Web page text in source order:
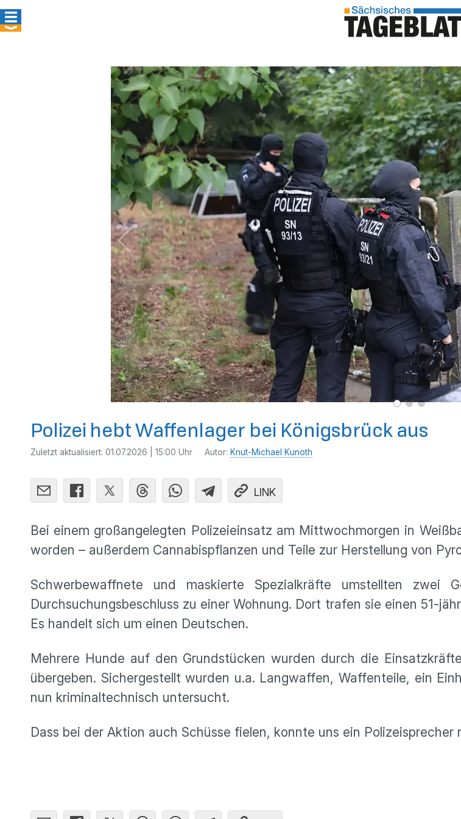
Polizei hebt Waffenlager bei Königsbrück aus
Zuletzt aktualisiert: 01.07.2026 | 15:00 Uhr Autor: Knut-Michael Kunoth
LINK
Bei einem großangelegten Polizeieinsatz am Mittwochmorgen in
worden – außerdem Cannabispflanzen und Teile zur Herstellung von
Schwerbewaffnete und maskierte Spezialkräfte umstellten
Durchsuchungsbeschluss zu einer Wohnung. Dort trafen sie einen 51-
Es handelt sich um einen Deutschen.
Mehrere Hunde auf den Grundstücken wurden durch die
übergeben. Sichergestellt wurden u.a. Langwaffen, Waffenteile, ein
nun kriminaltechnisch untersucht.
Dass bei der Aktion auch Schüsse fielen, konnte uns ein Polizeisprecher